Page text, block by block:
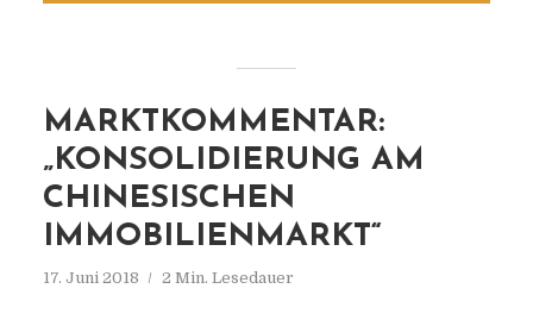
MARKTKOMMENTAR:
„KONSOLIDIERUNG AM
CHINESISCHEN
IMMOBILIENMARKT“
17. Juni 2018 2 Min. Lesedauer